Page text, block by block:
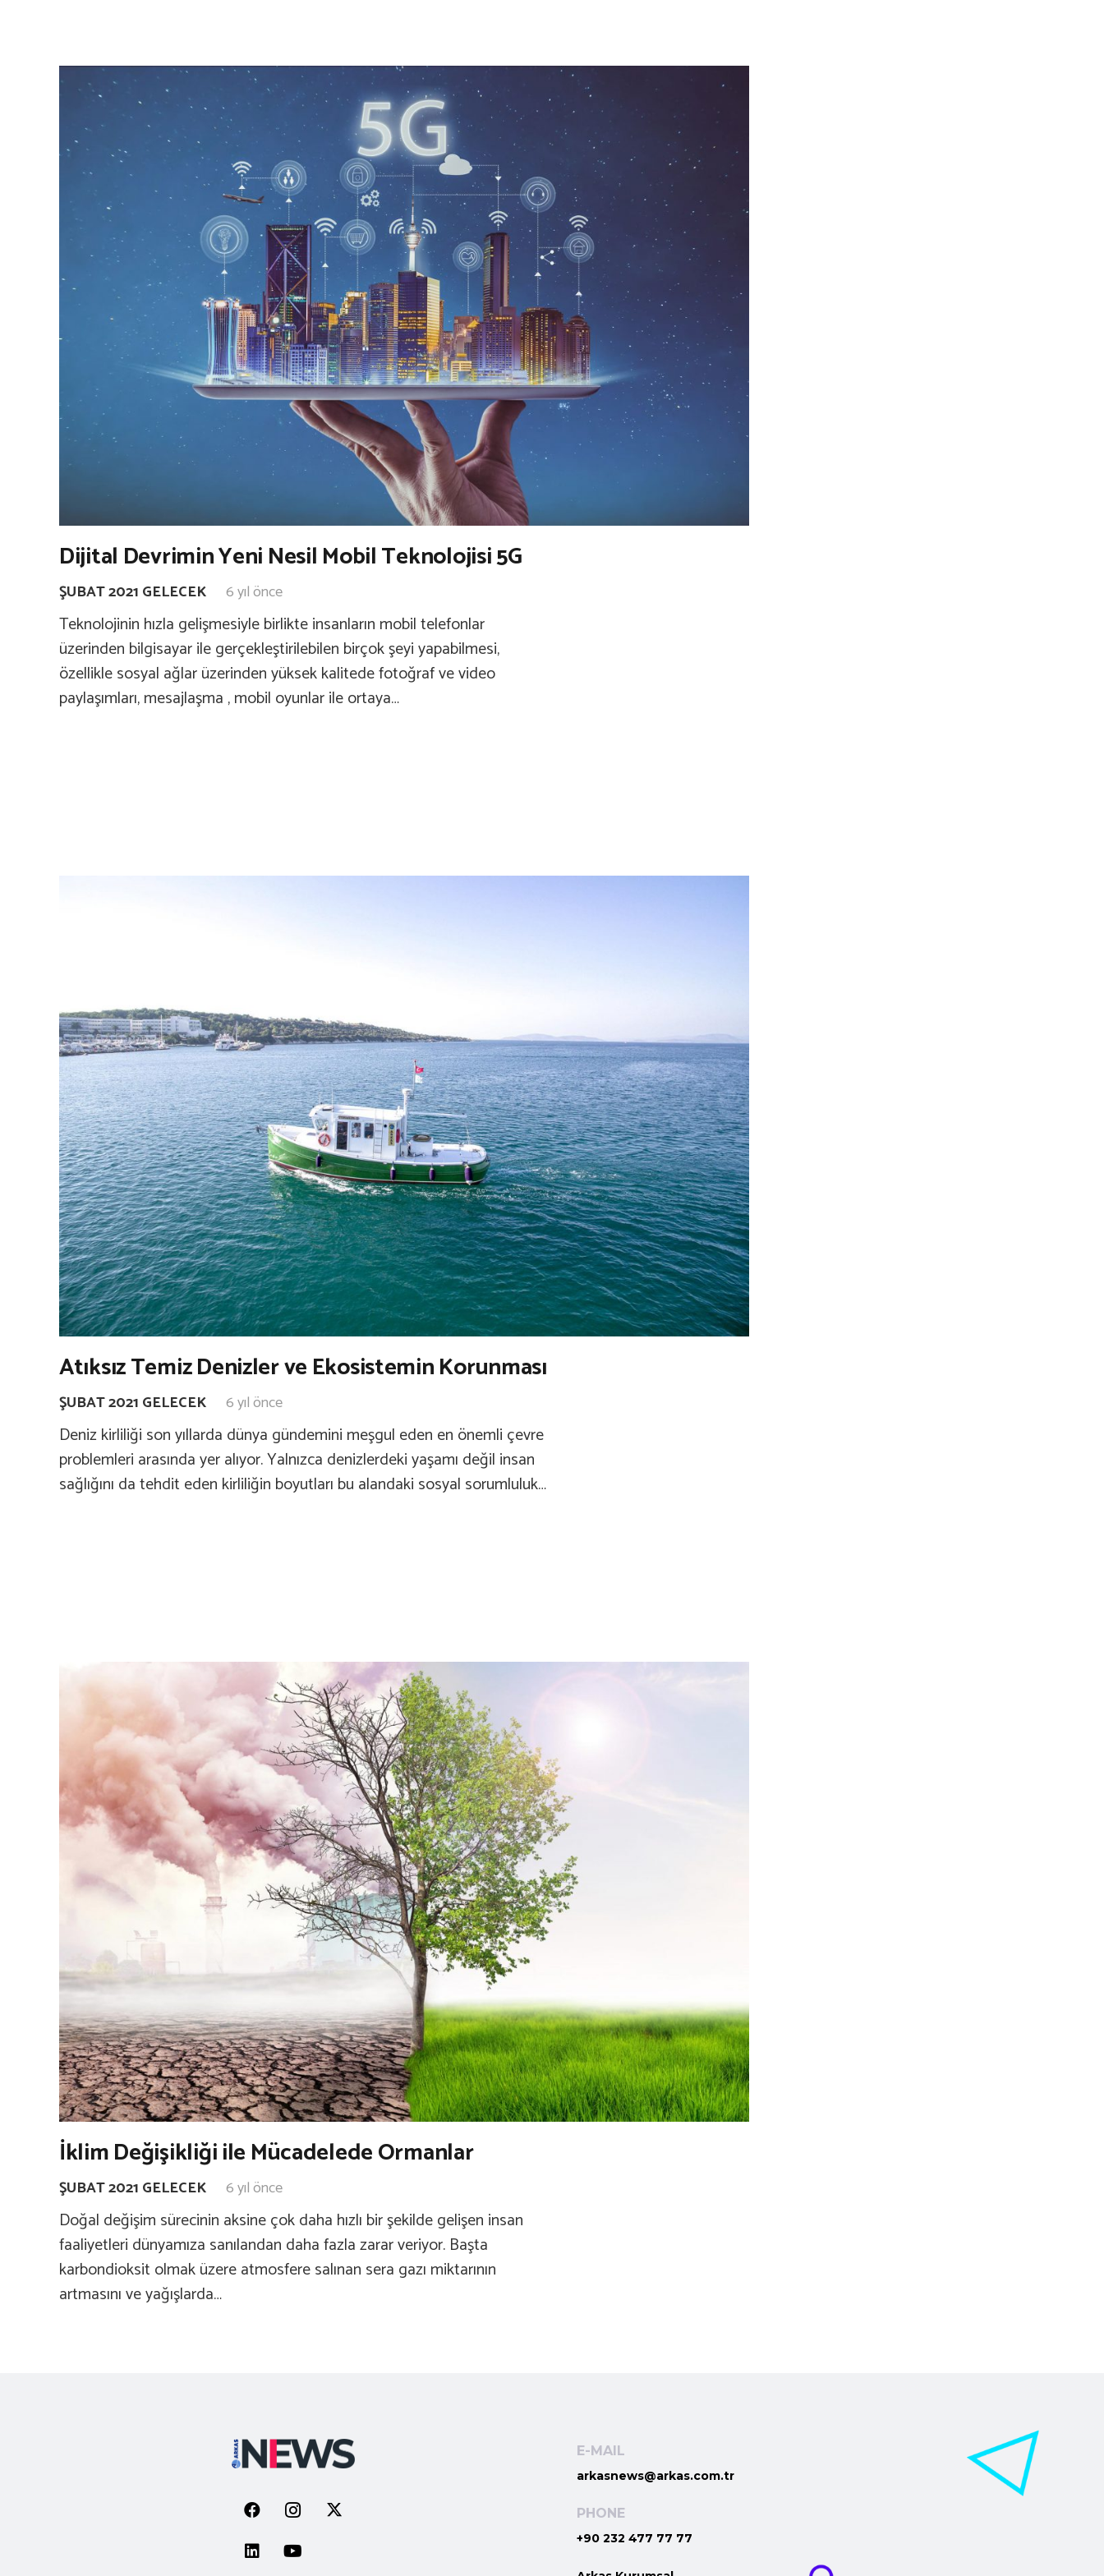
Dijital Devrimin Yeni Nesil Mobil Teknolojisi 5G
ŞUBAT 2021 GELECEK 6 yıl önce
Teknolojinin hızla gelişmesiyle birlikte insanların mobil telefonlar
üzerinden bilgisayar ile gerçekleştirilebilen birçok şeyi yapabilmesi,
özellikle sosyal ağlar üzerinden yüksek kalitede fotoğraf ve video
paylaşımları, mesajlaşma , mobil oyunlar ile ortaya…
Atıksız Temiz Denizler ve Ekosistemin Korunması
ŞUBAT 2021 GELECEK 6 yıl önce
Deniz kirliliği son yıllarda dünya gündemini meşgul eden en önemli çevre
problemleri arasında yer alıyor. Yalnızca denizlerdeki yaşamı değil insan
sağlığını da tehdit eden kirliliğin boyutları bu alandaki sosyal sorumluluk…
İklim Değişikliği ile Mücadelede Ormanlar
ŞUBAT 2021 GELECEK 6 yıl önce
Doğal değişim sürecinin aksine çok daha hızlı bir şekilde gelişen insan
faaliyetleri dünyamıza sanılandan daha fazla zarar veriyor. Başta
karbondioksit olmak üzere atmosfere salınan sera gazı miktarının
artmasını ve yağışlarda…
E-MAIL
arkasnews@arkas.com.tr
PHONE
+90 232 477 77 77